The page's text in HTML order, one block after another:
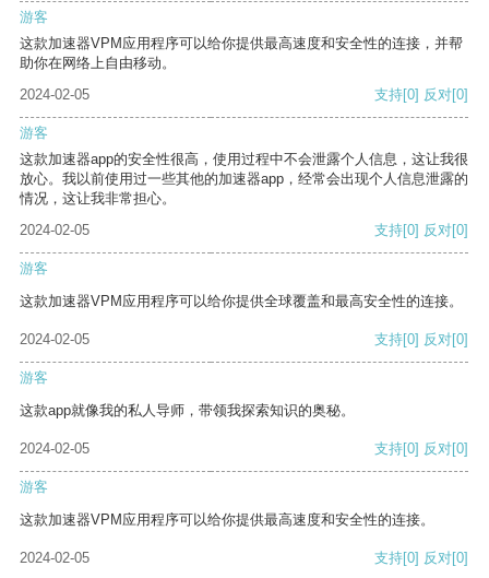
游客
这款加速器VPM应用程序可以给你提供最高速度和安全性的连接，并帮
助你在网络上自由移动。
2024-02-05
支持[0] 反对[0]
游客
这款加速器app的安全性很高，使用过程中不会泄露个人信息，这让我很
放心。我以前使用过一些其他的加速器app，经常会出现个人信息泄露的
情况，这让我非常担心。
2024-02-05
支持[0] 反对[0]
游客
这款加速器VPM应用程序可以给你提供全球覆盖和最高安全性的连接。
2024-02-05 支持[0] 反对[0]
游客
这款app就像我的私人导师，带领我探索知识的奥秘。
2024-02-05 支持[0] 反对[0]
游客
这款加速器VPM应用程序可以给你提供最高速度和安全性的连接。
2024-02-05 支持[0] 反对[0]